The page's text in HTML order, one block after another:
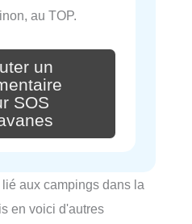
au TOP.
un
SOS
aux campings dans la
en voici d'autres